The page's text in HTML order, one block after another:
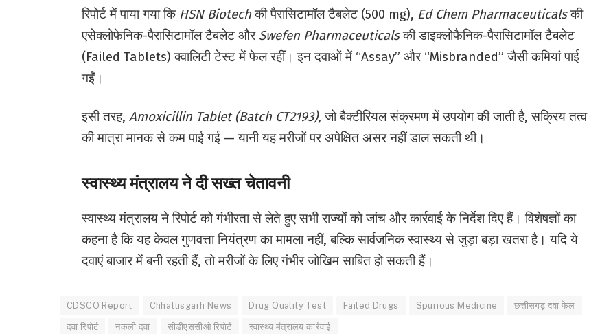
रिपोर्ट में पाया गया कि HSN Biotechकी पैरासिटामॉल टैबलेट (500 mg), Ed Chem Pharmaceuticalsकी
एसेक्लोफेनिक-पैरासिटामॉल टैबलेट और Swefen Pharmaceuticalsकी डाइक्लोफैनिक-पैरासिटामॉल टैबलेट
(Failed Tablets) क्वालिटी टेस्ट में फेल रहीं। इन दवाओं में “Assay” और “Misbranded” जैसी कमियां पाई
गईं।
इसी तरह, Amoxicillin Tablet (Batch CT2193), जो बैक्टीरियल संक्रमण में उपयोग की जाती है, सक्रिय तत्व
की मात्रा मानक से कम पाई गई — यानी यह मरीजों पर अपेक्षित असर नहीं डाल सकती थी।
स्वास्थ्य मंत्रालय ने दी सख्त चेतावनी
स्वास्थ्य मंत्रालय ने रिपोर्ट को गंभीरता से लेते हुए सभी राज्यों को जांच और कार्रवाई के निर्देश दिए हैं। विशेषज्ञों का
कहना है कि यह केवल गुणवत्ता नियंत्रण का मामला नहीं, बल्कि सार्वजनिक स्वास्थ्य से जुड़ा बड़ा खतरा है। यदि ये
दवाएं बाजार में बनी रहती हैं, तो मरीजों के लिए गंभीर जोखिम साबित हो सकती हैं।
CDSCO Report Chhattisgarh News Drug Quality Test Failed Drugs Spurious Medicine छत्तीसगढ़ दवा फेल
दवा रिपोर्ट नकली दवा सीडीएससीओ रिपोर्ट स्वास्थ्य मंत्रालय कार्रवाई